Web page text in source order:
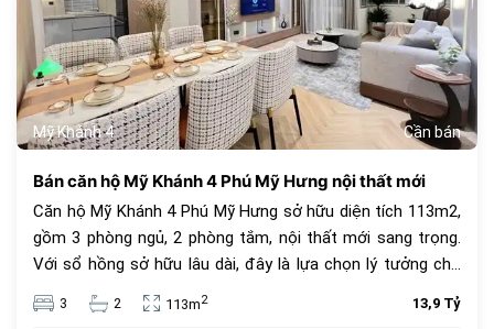
Mỹ Khánh 4 Cần bán
Bán căn hộ Mỹ Khánh 4 Phú Mỹ Hưng nội thất mới
Căn hộ Mỹ Khánh 4 Phú Mỹ Hưng sở hữu diện tích 113m2,
gồm 3 phòng ngủ, 2 phòng tắm, nội thất mới sang trọng.
Với sổ hồng sở hữu lâu dài, đây là lựa chọn lý tưởng cho
an cư và đầu tư. Giá bán 13.9 tỷ đồng, vị trí trung tâm, tiện
ích đầy đủ.
3 2 113m2 13,9 Tỷ